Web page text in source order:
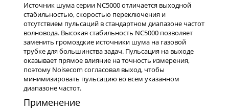
Источник шума серии NC5000 отличается выходной
стабильностью, скоростью переключения и
отсутствием пульсаций в стандартном диапазоне частот
волновода. Высокая стабильность NC5000 позволяет
заменить громоздкие источники шума на газовой
трубке для большинства задач. Пульсация на выходе
оказывает прямое влияние на точность измерения,
поэтому Noisecom согласовал выход, чтобы
минимизировать пульсацию во всем указанном
диапазоне частот.
Применение